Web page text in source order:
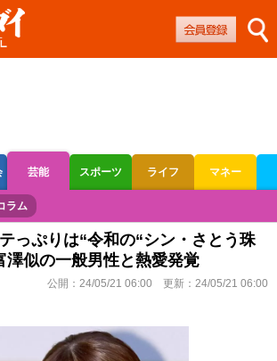
芸能 スポーツ ライフ マネー
オートレース
ラム
っぷりは“令和の“シン・さとう珠
澤似の一般男性と熱愛発覚
公開： 24/05/21 06:00 更新： 24/05/21 06:00